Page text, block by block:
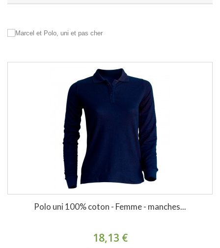
Polo uni 100% coton - Femme - manches...
18,13 €